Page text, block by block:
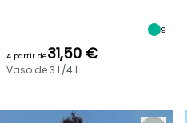
9
A partir de31,50 €
Vaso de 3 L/4 L